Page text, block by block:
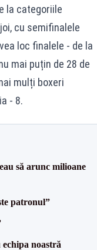
la categoriile
cu semifinalele
loc finalele - de la
mai puțin de 28 de
mulți boxeri
- 8.
să arunc milioane
patronul”
noastră